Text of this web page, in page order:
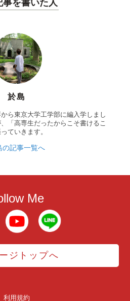
事を書いた人
於島
ら東京大学工学部に編入学しまし
「高専生だったからこそ書けるこ
ていきます。
の記事一覧へ
Me
ジトップへ
利用規約